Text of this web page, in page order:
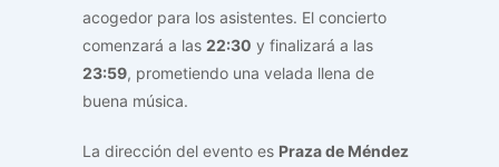
acogedor para los asistentes. El concierto
comenzará a las 22:30 y finalizará a las
23:59, prometiendo una velada llena de
buena música.
La dirección del evento es Praza de Méndez